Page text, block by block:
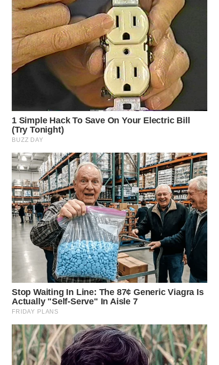
WN
CIREBON
WN
INDRAMAYU
WN
MAJALENGKA
WN
SUBANG
WN
SUKABUMI
WN
PURWAKARTA
WN
PRIANGAN
TIMUR
WN
SEMARANG
WN